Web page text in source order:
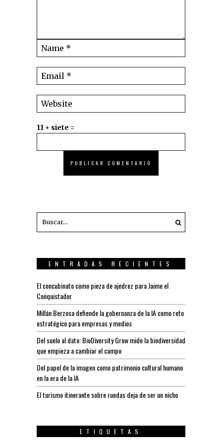
11 + siete =
ENTRADAS RECIENTES
El concubinato como pieza de ajedrez para Jaime el
Conquistador
Millán Berzosa defiende la gobernanza de la IA como reto
estratégico para empresas y medios
Del suelo al dato: BioDiversity Grow mide la biodiversidad
que empieza a cambiar el campo
Del papel de la imagen como patrimonio cultural humano
en la era de la IA
El turismo itinerante sobre ruedas deja de ser un nicho
ETIQUETAS